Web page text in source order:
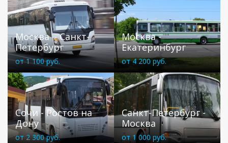
Москва – Санкт-
Петербург
от 1 100 руб.
Москва -
Екатеринбург
от 4 200 руб.
Сочи - Ростов на
Дону
от 2 300 руб.
Санкт-Петербург -
Москва
от 1 000 руб.